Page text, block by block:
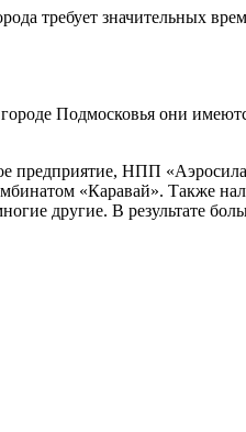
требует значительных
Подмосковья они
предприятие, НПП
«Каравай». Также
другие. В результате